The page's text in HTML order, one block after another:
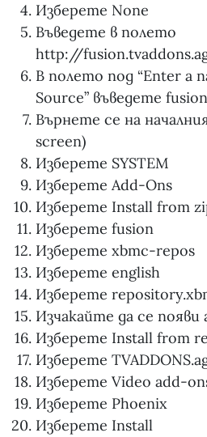
Изберете None
Въведете в полето
http://
В полето под “Enter a
Source” въведете
Върнете се на
screen)
Изберете SYSTEM
Изберете Add-Ons
Изберете Install from
Изберете fusion
Изберете xbmc-repos
Изберете english
Изберете
Изчакайте да се
Изберете Install from
Изберете
Изберете Video add-
Изберете Phoenix
Изберете Install